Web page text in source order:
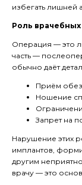
избегать лишней
Роль
Операция — это
часть —
обычно даёт
Приём
Ношение
Запрет на
Нарушение этих
имплантов,
другим
врачу — это